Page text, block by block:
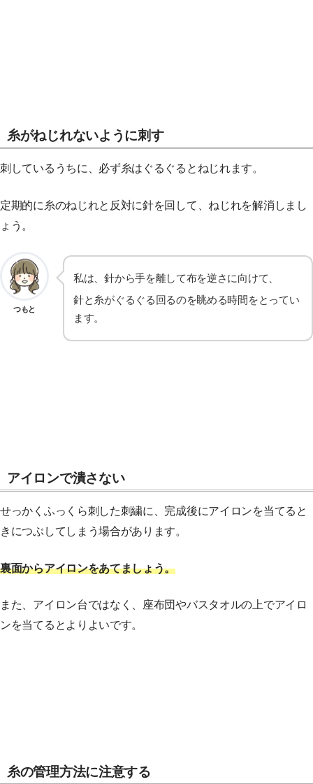
糸がねじれないように刺す
刺しているうちに、必ず糸はぐるぐるとねじれます。
定期的に糸のねじれと反対に針を回して、ねじれを解消しまし
ょう。
つもと
私は、針から手を離して布を逆さに向けて、
針と糸がぐるぐる回るのを眺める時間をとってい
ます。
アイロンで潰さない
せっかくふっくら刺した刺繍に、完成後にアイロンを当てると
きにつぶしてしまう場合があります。
裏面からアイロンをあてましょう。
また、アイロン台ではなく、座布団やバスタオルの上でアイロ
ンを当てるとよりよいです。
糸の管理方法に注意する